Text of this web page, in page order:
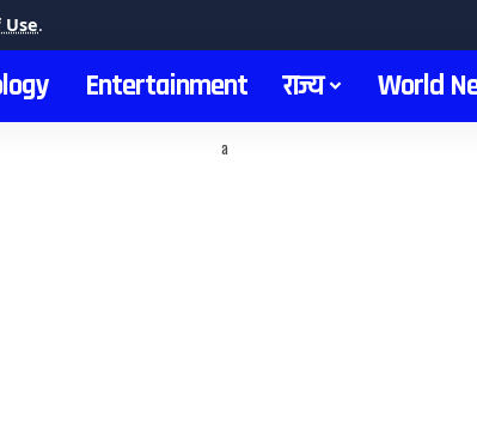
.
Entertainment राज्य World
a